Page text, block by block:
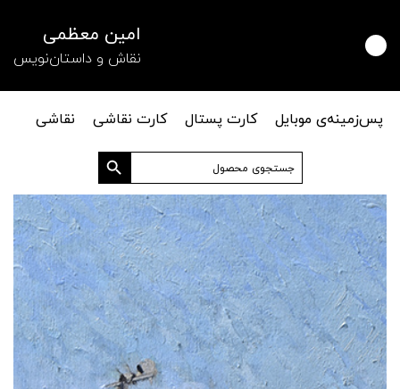
امین معظمی
نقاش و داستان‌نویس
پس‌زمینه‌ی موبایل کارت پستال کارت نقاشی
نقاشی
جستجو
برای:
دکمه جستجو